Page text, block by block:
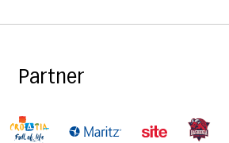
Partner